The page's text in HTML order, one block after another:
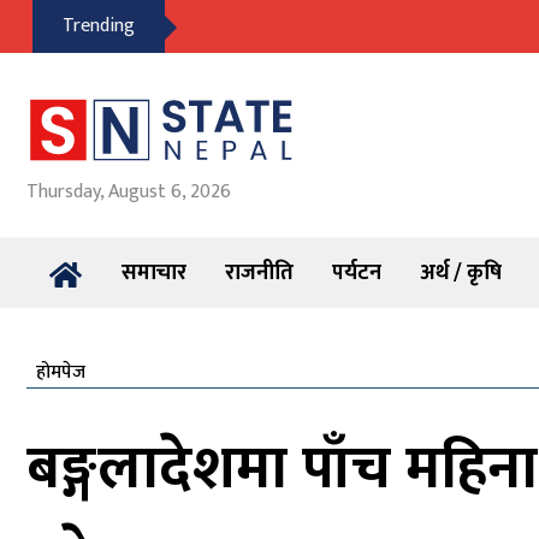
Trending
Thursday, August 6, 2026
समाचार राजनीति पर्यटन अर्थ / कृषि
होमपेज
बङ्गलादेशमा पाँच